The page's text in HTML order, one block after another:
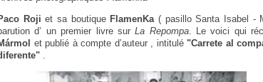
Roji et sa boutique FlamenKa( pasillo Santa Isabel -
d’ un premier livre surLa Repompa. Le voici qui
et publié à compte d’auteur , intitulé "Carrete al
.